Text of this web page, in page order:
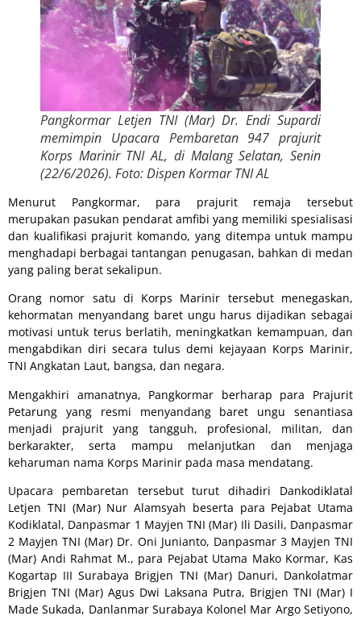
Pangkormar Letjen TNI (Mar) Dr. Endi Supardi
memimpin Upacara Pembaretan 947 prajurit
Korps Marinir TNI AL, di Malang Selatan, Senin
(22/6/2026). Foto: Dispen Kormar TNI AL
Menurut Pangkormar, para prajurit remaja tersebut
merupakan pasukan pendarat amfibi yang memiliki spesialisasi
dan kualifikasi prajurit komando, yang ditempa untuk mampu
menghadapi berbagai tantangan penugasan, bahkan di medan
yang paling berat sekalipun.
Orang nomor satu di Korps Marinir tersebut menegaskan,
kehormatan menyandang baret ungu harus dijadikan sebagai
motivasi untuk terus berlatih, meningkatkan kemampuan, dan
mengabdikan diri secara tulus demi kejayaan Korps Marinir,
TNI Angkatan Laut, bangsa, dan negara.
Mengakhiri amanatnya, Pangkormar berharap para Prajurit
Petarung yang resmi menyandang baret ungu senantiasa
menjadi prajurit yang tangguh, profesional, militan, dan
berkarakter, serta mampu melanjutkan dan menjaga
keharuman nama Korps Marinir pada masa mendatang.
Upacara pembaretan tersebut turut dihadiri Dankodiklatal
Letjen TNI (Mar) Nur Alamsyah beserta para Pejabat Utama
Kodiklatal, Danpasmar 1 Mayjen TNI (Mar) Ili Dasili, Danpasmar
2 Mayjen TNI (Mar) Dr. Oni Junianto, Danpasmar 3 Mayjen TNI
(Mar) Andi Rahmat M., para Pejabat Utama Mako Kormar, Kas
Kogartap III Surabaya Brigjen TNI (Mar) Danuri, Dankolatmar
Brigjen TNI (Mar) Agus Dwi Laksana Putra, Brigjen TNI (Mar) I
Made Sukada, Danlanmar Surabaya Kolonel Mar Argo Setiyono,